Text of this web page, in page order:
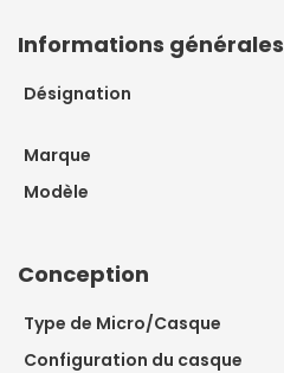
Informations générales
Désignation
Marque
Modèle
Conception
Type de Micro/Casque
Configuration du casque